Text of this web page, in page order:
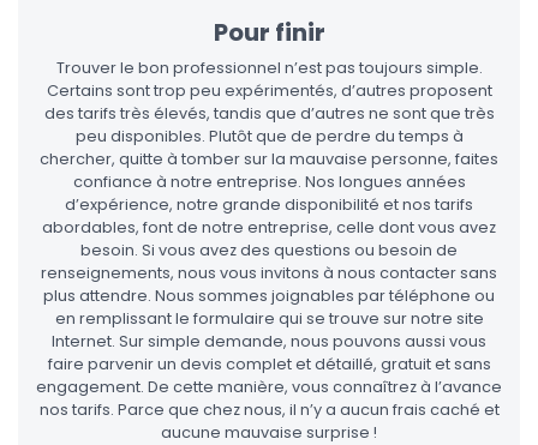
Pour finir
Trouver le bon professionnel n’est pas toujours simple.
Certains sont trop peu expérimentés, d’autres proposent
des tarifs très élevés, tandis que d’autres ne sont que très
peu disponibles. Plutôt que de perdre du temps à
chercher, quitte à tomber sur la mauvaise personne, faites
confiance à notre entreprise. Nos longues années
d’expérience, notre grande disponibilité et nos tarifs
abordables, font de notre entreprise, celle dont vous avez
besoin. Si vous avez des questions ou besoin de
renseignements, nous vous invitons à nous contacter sans
plus attendre. Nous sommes joignables par téléphone ou
en remplissant le formulaire qui se trouve sur notre site
Internet. Sur simple demande, nous pouvons aussi vous
faire parvenir un devis complet et détaillé, gratuit et sans
engagement. De cette manière, vous connaîtrez à l’avance
nos tarifs. Parce que chez nous, il n’y a aucun frais caché et
aucune mauvaise surprise !